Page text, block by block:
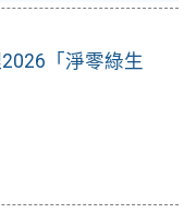
「淨零綠生